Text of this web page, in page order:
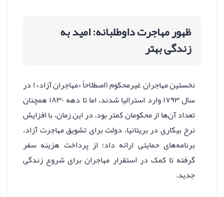
ظهور مهاجرت داوطلبانه: امید به
زندگی بهتر
نخستین مهاجران غیرمحکوم (اصطلاحاً «مهاجران آزاد») در
سال ۱۷۹۳ وارد استرالیا شدند، اما تا دهه ۱۸۳۰ همچنان
تعداد آن‌ها از محکومان کمتر بود. در این زمان، با افزایش
نرخ بیکاری در بریتانیا، دولت برای تشویق مهاجرت آزاد،
برنامه‌های حمایتی ارائه داد؛ از پرداخت هزینه سفر
گرفته تا کمک در استقرار مهاجران برای شروع زندگی
جدید.